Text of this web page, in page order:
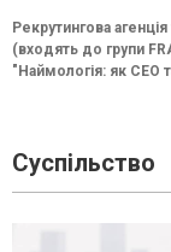
Рекрутингова
(входять до групи
"Наймологія: як СEO
Суспільство